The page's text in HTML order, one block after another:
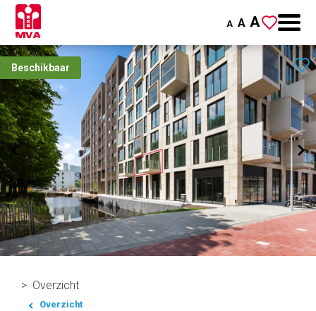
A A A
Beschikbaar
Overzicht
Overzicht